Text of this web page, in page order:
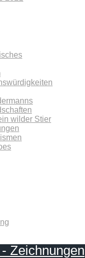
wilder Stier
- Zeichnungen